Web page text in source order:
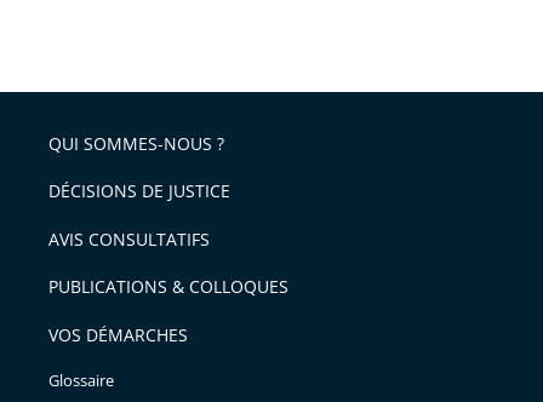
arriver
après
l'article
pour
avant
QUI SOMMES-NOUS ?
DÉCISIONS DE JUSTICE
AVIS CONSULTATIFS
PUBLICATIONS & COLLOQUES
VOS DÉMARCHES
Glossaire